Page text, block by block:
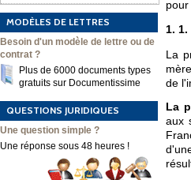
MODÈLES DE LETTRES
Besoin d'un modèle de lettre ou de
contrat ?
Plus de 6000 documents types
gratuits sur Documentissime
QUESTIONS JURIDIQUES
Une question simple ?
Une réponse sous 48 heures !
1.
La
de
La
aux